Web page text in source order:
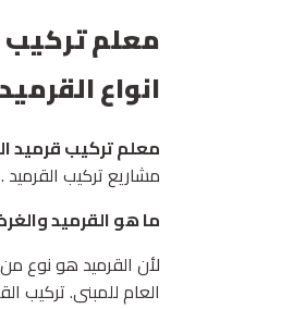
انواع
معلم تركيب قرميد
مشاريع تركيب
ما هو القرميد
لأن القرميد هو نوع
العام للمبنى. تركيب